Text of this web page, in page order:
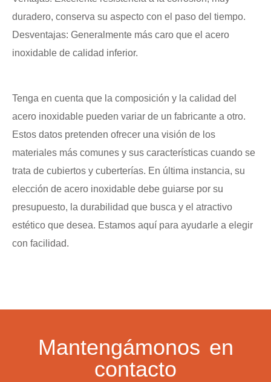
duradero, conserva su aspecto con el paso del tiempo.
Desventajas: Generalmente más caro que el acero
inoxidable de calidad inferior.
Tenga en cuenta que la composición y la calidad del
acero inoxidable pueden variar de un fabricante a otro.
Estos datos pretenden ofrecer una visión de los
materiales más comunes y sus características cuando se
trata de cubiertos y cuberterías. En última instancia, su
elección de acero inoxidable debe guiarse por su
presupuesto, la durabilidad que busca y el atractivo
estético que desea. Estamos aquí para ayudarle a elegir
con facilidad.
Mantengámonos en
contacto